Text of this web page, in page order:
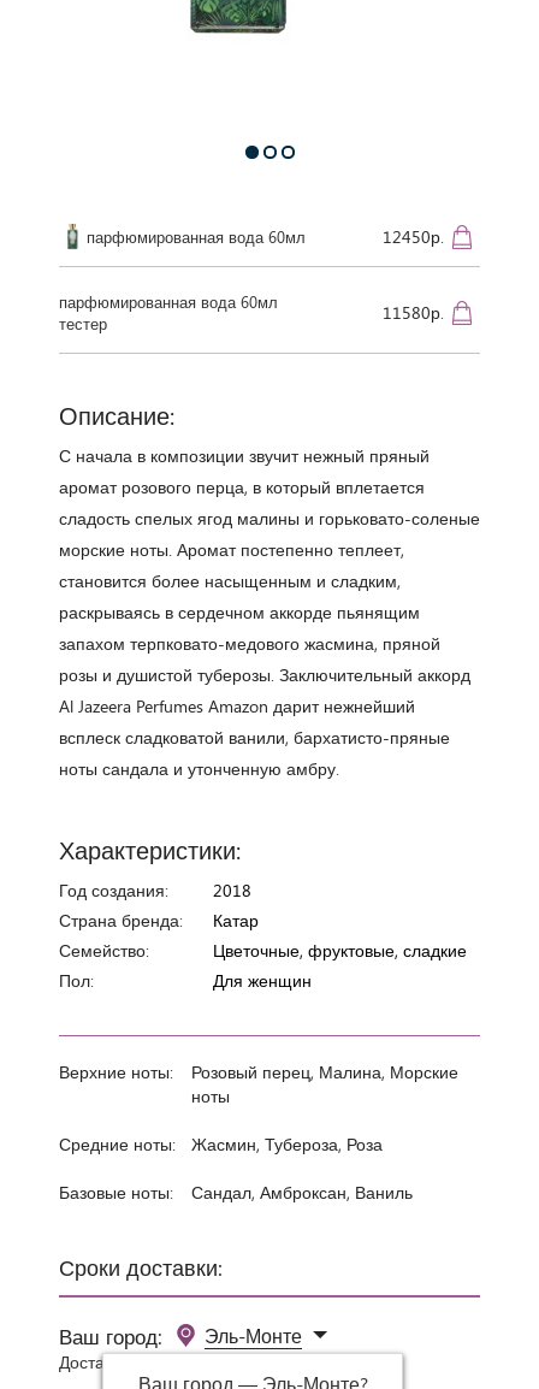
Сроки доставки:
Ваш город:
Эль-Монте
Ваш город — Эль-Монте?
Доставка 0 руб при заказе от 3000 руб.
парфюмированная вода 60мл 12450р.
парфюмированная вода 60мл
тестер
11580р.
Описание:
С начала в композиции звучит нежный пряный
аромат розового перца, в который вплетается
сладость спелых ягод малины и горьковато-соленые
морские ноты. Аромат постепенно теплеет,
становится более насыщенным и сладким,
раскрываясь в сердечном аккорде пьянящим
запахом терпковато-медового жасмина, пряной
розы и душистой туберозы. Заключительный аккорд
Al Jazeera Perfumes Amazon дарит нежнейший
всплеск сладковатой ванили, бархатисто-пряные
ноты сандала и утонченную амбру.
Характеристики:
Год создания:
2018
Страна бренда:
Катар
Семейство:
Цветочные, фруктовые, сладкие
Пол:
Для женщин
Верхние ноты:
Розовый перец, Малина, Морские
ноты
Средние ноты: Жасмин, Тубероза, Роза
Базовые ноты: Сандал, Амброксан, Ваниль